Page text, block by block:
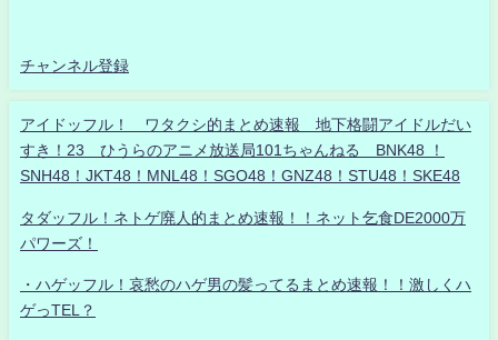
チャンネル登録
アイドッフル！ ワタクシ的まとめ速報 地下格闘アイドルだい
すき！23 ひうらのアニメ放送局101ちゃんねる BNK48 ！
SNH48！JKT48！MNL48！SGO48！GNZ48！STU48！SKE48
タダッフル！ネトゲ廃人的まとめ速報！！ネット乞食DE2000万
パワーズ！
・ハゲッフル！哀愁のハゲ男の髪ってるまとめ速報！！激しくハ
ゲっTEL？